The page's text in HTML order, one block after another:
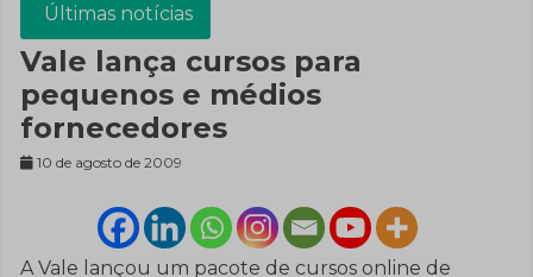
Últimas notícias
Vale lança cursos para
pequenos e médios
fornecedores
10 de agosto de 2009
A Vale lançou um pacote de cursos online de